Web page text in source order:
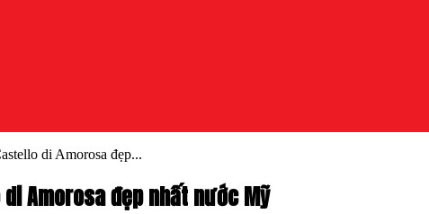
di Amorosa đẹp...
Amorosa đẹp nhất nước Mỹ